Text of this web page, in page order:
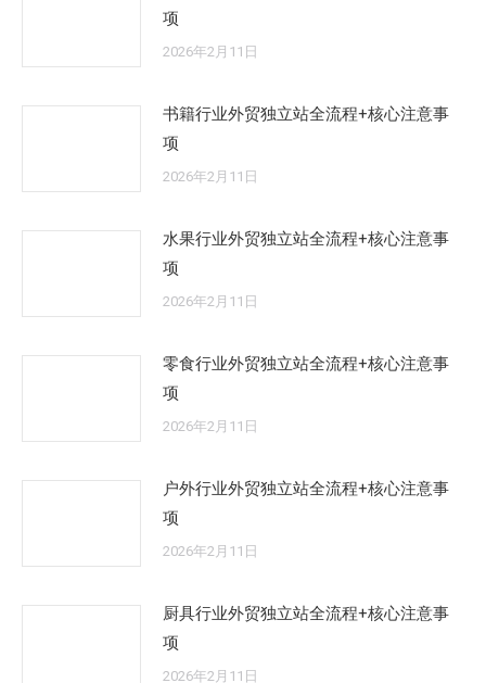
项
2026年2月11日
书籍行业外贸独立站全流程+核心注意事
项
2026年2月11日
水果行业外贸独立站全流程+核心注意事
项
2026年2月11日
零食行业外贸独立站全流程+核心注意事
项
2026年2月11日
户外行业外贸独立站全流程+核心注意事
项
2026年2月11日
厨具行业外贸独立站全流程+核心注意事
项
2026年2月11日